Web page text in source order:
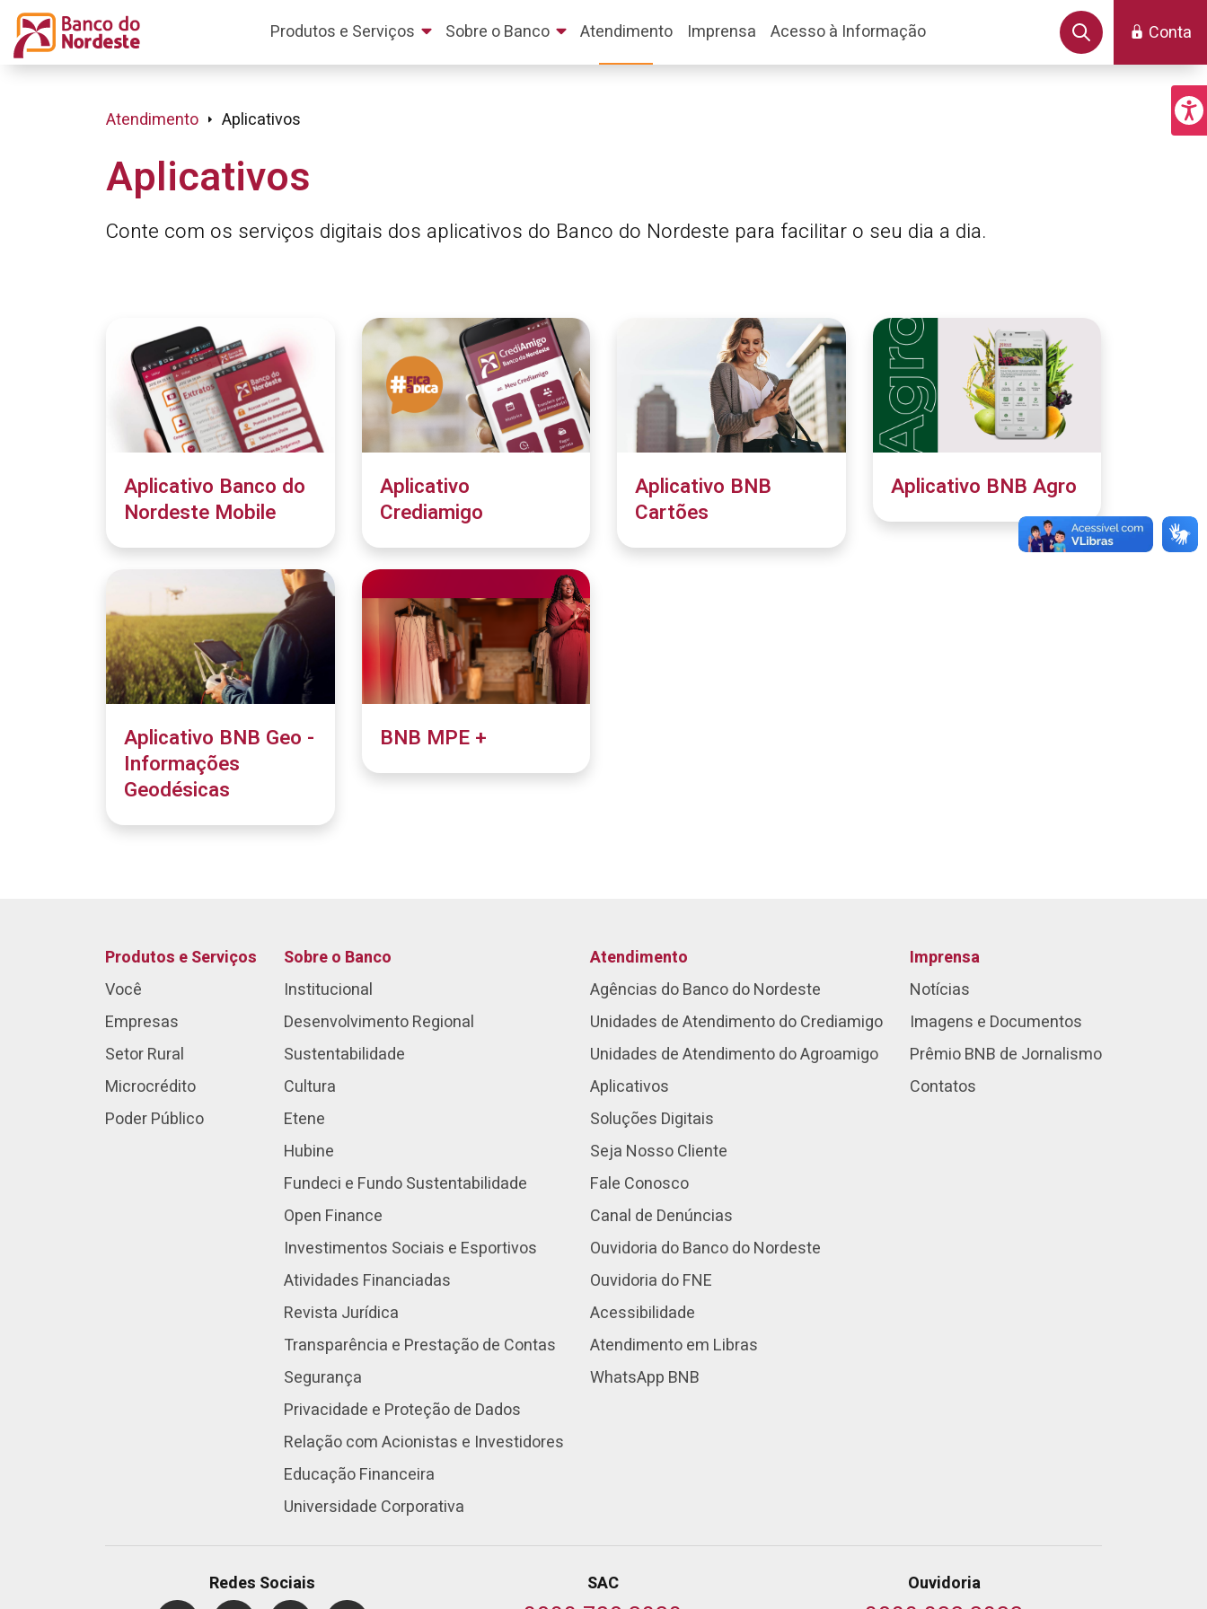
Conta
Produtos e Serviços Sobre o Banco Atendimento Imprensa Acesso à Informação
Atendimento Aplicativos
Aplicativos
Conte com os serviços digitais dos aplicativos do Banco do Nordeste para facilitar o seu dia a dia.
Aplicativo Banco do
Nordeste Mobile
Aplicativo
Crediamigo
Aplicativo BNB
Cartões
Aplicativo BNB Agro
Aplicativo BNB Geo -
Informações
Geodésicas
BNB MPE +
Produtos e Serviços
Você
Empresas
Setor Rural
Microcrédito
Poder Público
Sobre o Banco
Institucional
Desenvolvimento Regional
Sustentabilidade
Cultura
Etene
Hubine
Fundeci e Fundo Sustentabilidade
Open Finance
Investimentos Sociais e Esportivos
Atividades Financiadas
Revista Jurídica
Transparência e Prestação de Contas
Segurança
Privacidade e Proteção de Dados
Relação com Acionistas e Investidores
Educação Financeira
Universidade Corporativa
Atendimento
Agências do Banco do Nordeste
Unidades de Atendimento do Crediamigo
Unidades de Atendimento do Agroamigo
Aplicativos
Soluções Digitais
Seja Nosso Cliente
Fale Conosco
Canal de Denúncias
Ouvidoria do Banco do Nordeste
Ouvidoria do FNE
Acessibilidade
Atendimento em Libras
WhatsApp BNB
Imprensa
Notícias
Imagens e Documentos
Prêmio BNB de Jornalismo
Contatos
Redes Sociais SAC Ouvidoria